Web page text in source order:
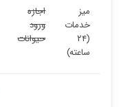
میز
خدمات
(۲۴
ساعته)
اجازه
ورود
حیوانات